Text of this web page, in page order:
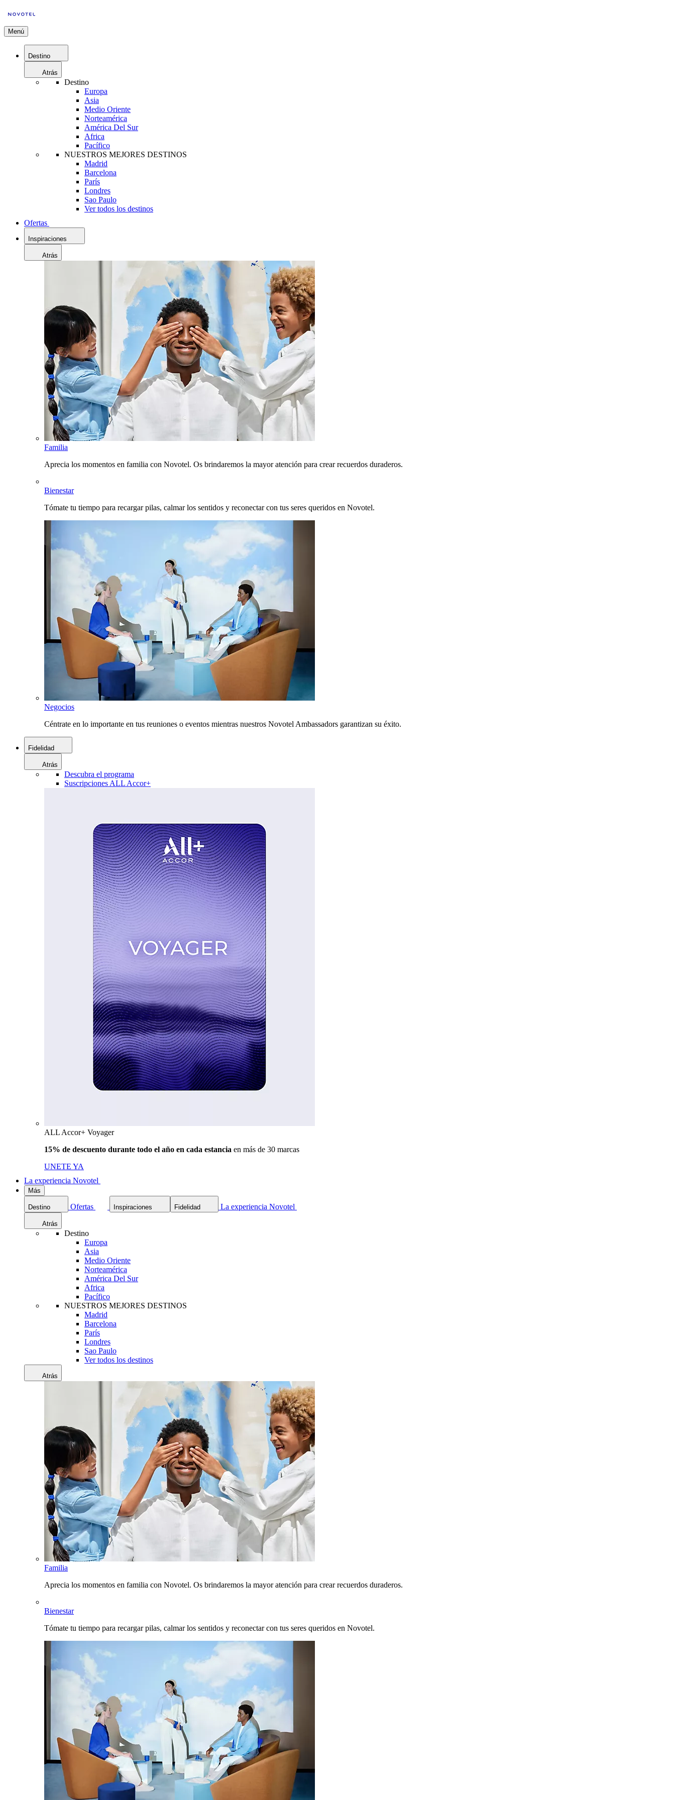
Menú
Destino
Atrás
Destino
Europa
Asia
Medio Oriente
Norteamérica
América Del Sur
Africa
Pacífico
NUESTROS MEJORES DESTINOS
Madrid
Barcelona
París
Londres
Sao Paulo
Ver todos los destinos
Ofertas
Inspiraciones
Atrás
Familia
Aprecia los momentos en familia con Novotel. Os brindaremos la mayor atención para crear recuerdos duraderos.
Bienestar
Tómate tu tiempo para recargar pilas, calmar los sentidos y reconectar con tus seres queridos en Novotel.
Negocios
Céntrate en lo importante en tus reuniones o eventos mientras nuestros Novotel Ambassadors garantizan su éxito.
Fidelidad
Atrás
Descubra el programa
Suscripciones ALL Accor+
ALL Accor+ Voyager
15% de descuento durante todo el año en cada estancia en más de 30 marcas
UNETE YA
La experiencia Novotel
Más
Destino Ofertas Inspiraciones Fidelidad La experiencia Novotel
Atrás
Destino
Europa
Asia
Medio Oriente
Norteamérica
América Del Sur
Africa
Pacífico
NUESTROS MEJORES DESTINOS
Madrid
Barcelona
París
Londres
Sao Paulo
Ver todos los destinos
Atrás
Familia
Aprecia los momentos en familia con Novotel. Os brindaremos la mayor atención para crear recuerdos duraderos.
Bienestar
Tómate tu tiempo para recargar pilas, calmar los sentidos y reconectar con tus seres queridos en Novotel.